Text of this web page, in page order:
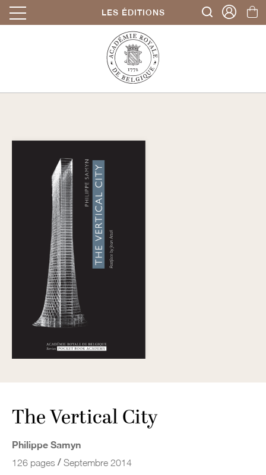
LES ÉDITIONS
The Vertical City
Philippe Samyn
126 pages / Septembre 2014